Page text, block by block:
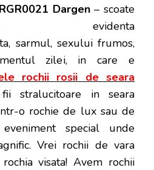
Dargen– scoate
evidenta
sarmul, sexului frumos,
zilei, in care e
rochii rosii de seara
stralucitoare in seara
o rochie de lux sau de
special unde
Vrei rochii de vara
visata! Avem rochii